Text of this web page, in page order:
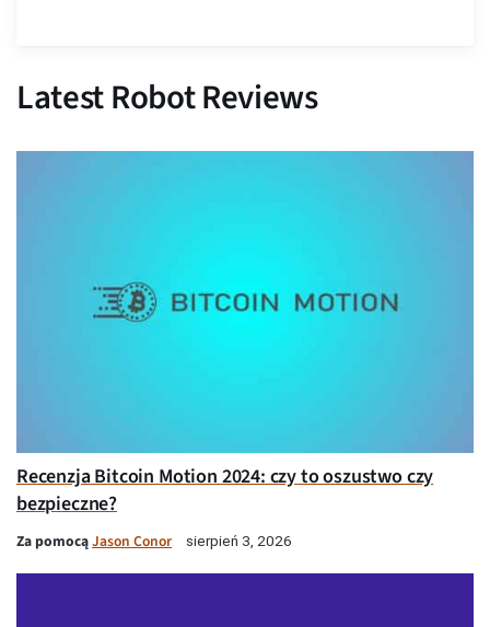
Latest Robot Reviews
Recenzja Bitcoin Motion 2024: czy to oszustwo czy
bezpieczne?
Za pomocąJason Conor sierpień 3, 2026